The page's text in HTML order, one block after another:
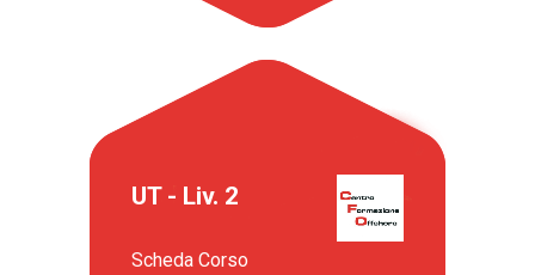
UT - Liv. 2
Scheda Corso